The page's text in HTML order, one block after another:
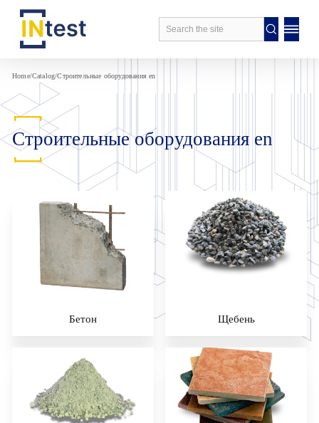
Home/Catalog/Строительные оборудования en
Строительные оборудования en
Бетон Щебень